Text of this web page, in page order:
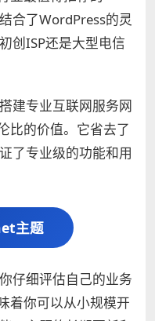
合了WordPress的灵
创ISP还是大型电信
建专业互联网服务网
比的价值。它省去了
了专业级的功能和用
主题
仔细评估自己的业务
着你可以从小规模开